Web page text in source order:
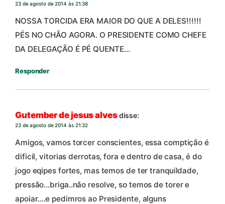
23 de agosto de 2014 às 21:38
NOSSA TORCIDA ERA MAIOR DO QUE A DELES!!!!!!
PÉS NO CHÃO AGORA. O PRESIDENTE COMO CHEFE
DA DELEGAÇÃO É PÉ QUENTE…
Responder
Gutember de jesus alvesdisse:
23 de agosto de 2014 às 21:32
Amigos, vamos torcer conscientes, essa comptição é
dificil, vitorias derrotas, fora e dentro de casa, é do
jogo eqipes fortes, mas temos de ter tranquildade,
pressão…briga..não resolve, so temos de torer e
apoiar….e pedimros ao Presidente, alguns